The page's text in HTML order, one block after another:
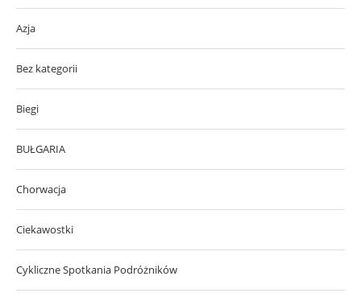
Azja
Bez kategorii
Biegi
BUŁGARIA
Chorwacja
Ciekawostki
Cykliczne Spotkania Podróżników